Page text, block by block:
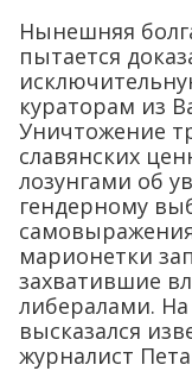
Нынешняя
пытается
кураторам из
Уничтожение
славянских
лозунгами об
гендерному
марионетки
захватившие
либералами.
высказался
журналист